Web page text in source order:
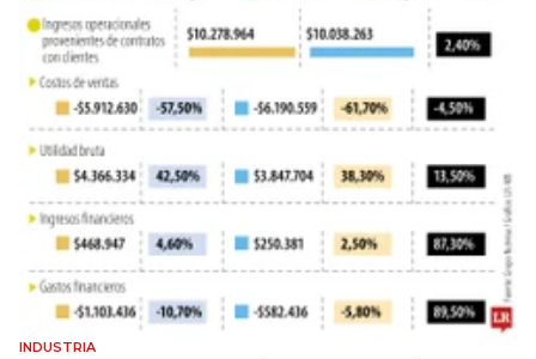
INDUSTRIA